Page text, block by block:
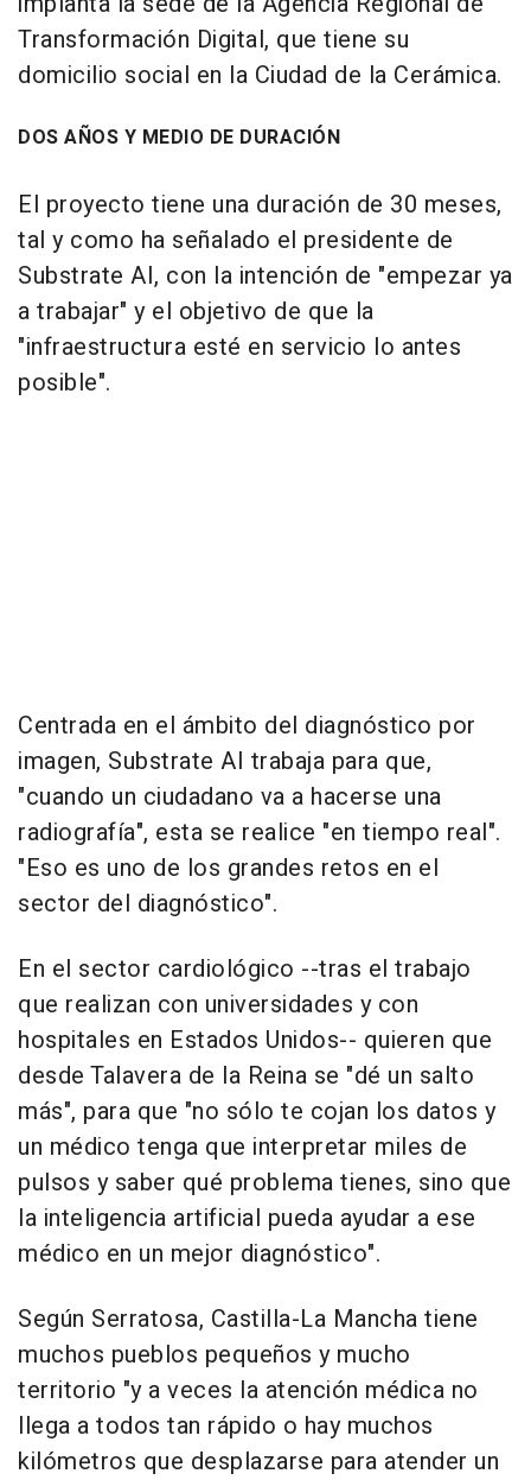
Transformación Digital, que tiene su
domicilio social en la Ciudad de la Cerámica.
DOS AÑOS Y MEDIO DE DURACIÓN
El proyecto tiene una duración de 30 meses,
tal y como ha señalado el presidente de
Substrate AI, con la intención de "empezar ya
a trabajar" y el objetivo de que la
"infraestructura esté en servicio lo antes
posible".
Centrada en el ámbito del diagnóstico por
imagen, Substrate AI trabaja para que,
"cuando un ciudadano va a hacerse una
radiografía", esta se realice "en tiempo real".
"Eso es uno de los grandes retos en el
sector del diagnóstico".
En el sector cardiológico --tras el trabajo
que realizan con universidades y con
hospitales en Estados Unidos-- quieren que
desde Talavera de la Reina se "dé un salto
más", para que "no sólo te cojan los datos y
un médico tenga que interpretar miles de
pulsos y saber qué problema tienes, sino que
la inteligencia artificial pueda ayudar a ese
médico en un mejor diagnóstico".
Según Serratosa, Castilla-La Mancha tiene
muchos pueblos pequeños y mucho
territorio "y a veces la atención médica no
llega a todos tan rápido o hay muchos
kilómetros que desplazarse para atender un